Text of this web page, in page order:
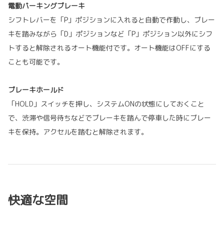
電動パーキングブレーキ
シフトレバーを「P」ポジションに入れると自動で作動し、ブレー
キを踏みながら「D」ポジションなど「P」ポジション以外にシフ
トすると解除されるオート機能付です。オート機能はOFFにする
ことも可能です。
ブレーキホールド
「HOLD」スイッチを押し、システムONの状態にしておくこと
で、渋滞や信号待ちなどでブレーキを踏んで停車した時にブレー
キを保持。アクセルを踏むと解除されます。
快適な空間